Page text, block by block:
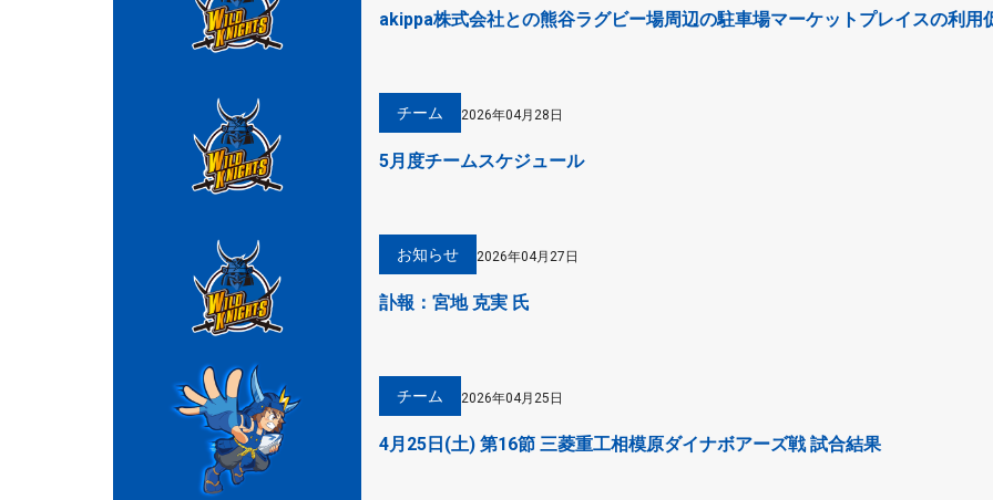
akippa株式会社との熊谷ラグビー場周辺の駐車場マーケットプレイスの利用
チーム 2026年04月28日
5月度チームスケジュール
お知らせ 2026年04月27日
訃報：宮地 克実 氏
チーム 2026年04月25日
4月25日(土) 第16節 三菱重工相模原ダイナボアーズ戦 試合結果